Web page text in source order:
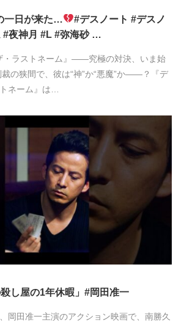
一日が来た…
#デスノート #デスノ
#夜神月 #L #弥海砂 …
・ラストネーム』――究極の対決、いま始
裁の狭間で、彼は“神”か“悪魔”か――？『デ
ネーム』は…
殺し屋の1年休暇」#岡田准一
岡田准一主演のアクション映画で、南勝久